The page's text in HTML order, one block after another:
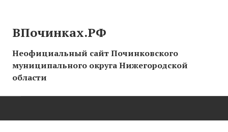
ВПочинках.РФ
Неофициальный сайт Починковского
муниципального округа Нижегородской
области